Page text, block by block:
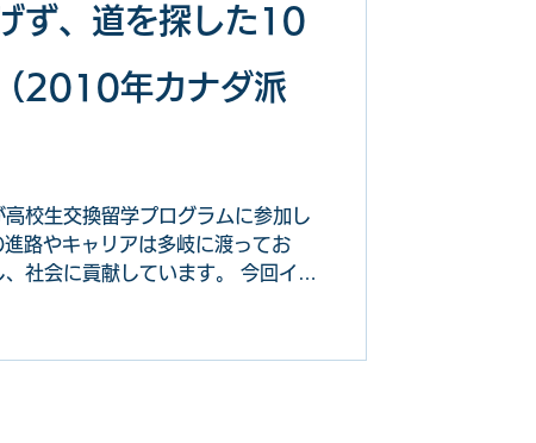
ず、道を探した10
2010年カナダ派
校生交換留学プログラムに参加し
路やキャリアは多岐に渡ってお
に貢献しています。 今回イン
回、北山さんに高校時代の留学経